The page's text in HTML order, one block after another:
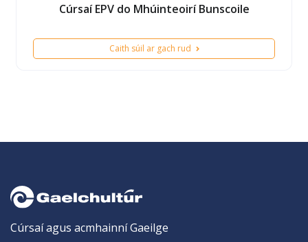
Cúrsaí EPV do Mhúinteoirí Bunscoile
Caith súil ar gach rud
Cúrsaí agus acmhainní Gaeilge